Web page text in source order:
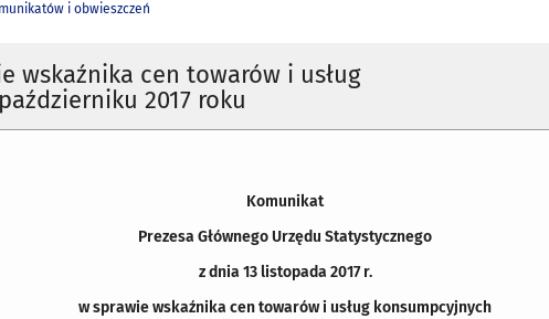
i obwieszczeń
wskaźnika cen towarów i usług
2017 roku
Komunikat
Prezesa Głównego Urzędu Statystycznego
z dnia 13 listopada 2017 r.
w sprawie wskaźnika cen towarów i usług konsumpcyjnych